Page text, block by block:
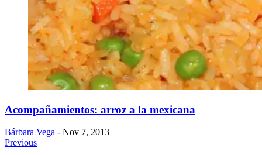
Acompañamientos: arroz a la mexicana
Bárbara Vega - Nov 7, 2013
Previous